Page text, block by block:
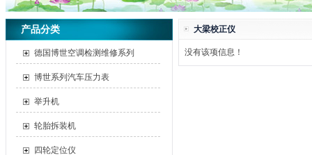
产品分类
德国博世空调检测维修系列
博世系列汽车压力表
举升机
轮胎拆装机
四轮定位仪
大梁校正仪
没有该项信息！